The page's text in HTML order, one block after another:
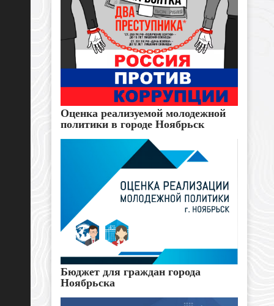
Оценка реализуемой молодежной
политики в городе Ноябрьск
Бюджет для граждан города
Ноябрьска